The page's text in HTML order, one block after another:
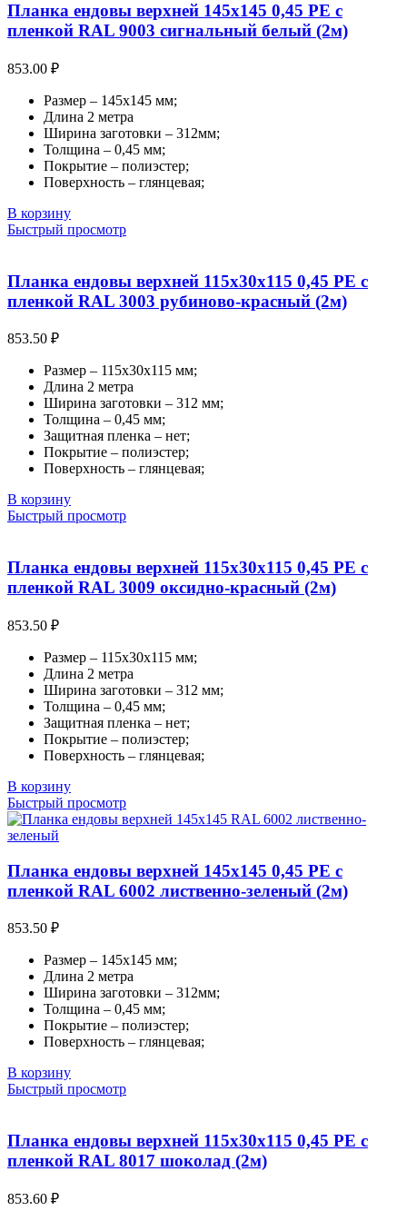
Планка ендовы верхней 145х145 0,45 PE с
пленкой RAL 9003 сигнальный белый (2м)
853.00 ₽
Размер – 145х145 мм;
Длина 2 метра
Ширина заготовки – 312мм;
Толщина – 0,45 мм;
Покрытие – полиэстер;
Поверхность – глянцевая;
В корзину
Быстрый просмотр
Планка ендовы верхней 115х30х115 0,45 PE с
пленкой RAL 3003 рубиново-красный (2м)
853.50 ₽
Размер – 115х30х115 мм;
Длина 2 метра
Ширина заготовки – 312 мм;
Толщина – 0,45 мм;
Защитная пленка – нет;
Покрытие – полиэстер;
Поверхность – глянцевая;
В корзину
Быстрый просмотр
Планка ендовы верхней 115х30х115 0,45 PE с
пленкой RAL 3009 оксидно-красный (2м)
853.50 ₽
Размер – 115х30х115 мм;
Длина 2 метра
Ширина заготовки – 312 мм;
Толщина – 0,45 мм;
Защитная пленка – нет;
Покрытие – полиэстер;
Поверхность – глянцевая;
В корзину
Быстрый просмотр
Планка ендовы верхней 145х145 0,45 PE с
пленкой RAL 6002 лиственно-зеленый (2м)
853.50 ₽
Размер – 145х145 мм;
Длина 2 метра
Ширина заготовки – 312мм;
Толщина – 0,45 мм;
Покрытие – полиэстер;
Поверхность – глянцевая;
В корзину
Быстрый просмотр
Планка ендовы верхней 115х30х115 0,45 PE с
пленкой RAL 8017 шоколад (2м)
853.60 ₽